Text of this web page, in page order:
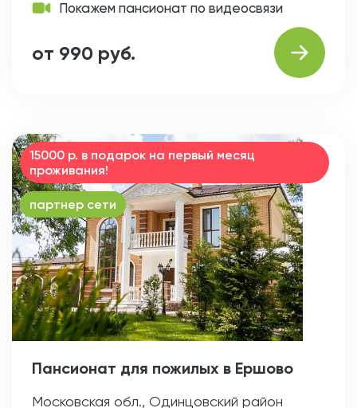
Покажем пансионат по видеосвязи
от 990 руб.
15000 р. в подарок на первый месяц
проживания!
партнер сети
Пансионат для пожилых в Ершово
Московская обл., Одинцовский район